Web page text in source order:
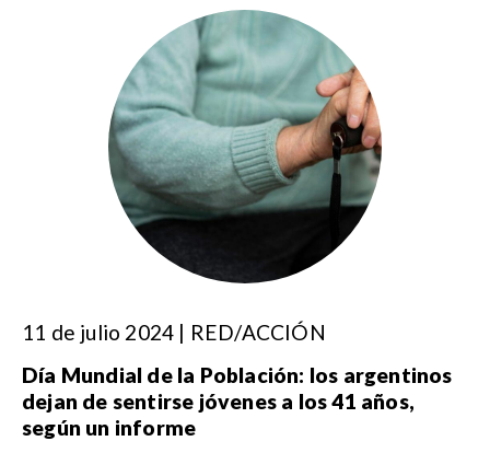
11 de julio 2024 | RED/ACCIÓN
Día Mundial de la Población: los argentinos
dejan de sentirse jóvenes a los 41 años,
según un informe